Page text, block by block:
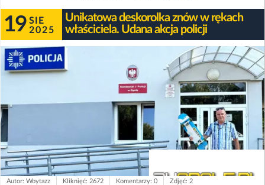
19 SIE
2025
Unikatowa deskorolka znów w rękach
właściciela. Udana akcja policji
Autor: Woytazz Kliknięć: 2672 Komentarzy: 0 Zdjęć: 2